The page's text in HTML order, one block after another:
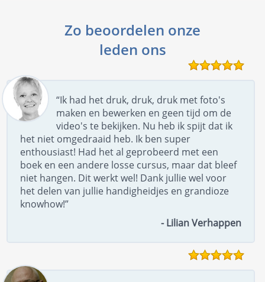
Zo beoordelen onze
leden ons
“Ik had het druk, druk, druk met foto's
maken en bewerken en geen tijd om de
video's te bekijken. Nu heb ik spijt dat ik
het niet omgedraaid heb. Ik ben super
enthousiast! Had het al geprobeerd met een
boek en een andere losse cursus, maar dat bleef
niet hangen. Dit werkt wel! Dank jullie wel voor
het delen van jullie handigheidjes en grandioze
knowhow!”
- Lilian Verhappen